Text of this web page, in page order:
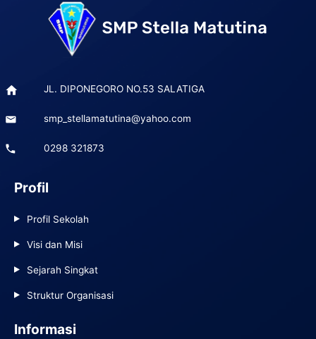
JL. DIPONEGORO NO.53 SALATIGA
smp_stellamatutina@yahoo.com
0298 321873
Profil
Profil Sekolah
Visi dan Misi
Sejarah Singkat
Struktur Organisasi
Informasi